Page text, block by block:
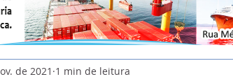
de 2021 1 min de leitura